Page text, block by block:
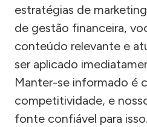
estratégias de
de gestão financeira,
conteúdo relevante e
ser aplicado
Manter-se informado é
competitividade, e
fonte confiável para isso.